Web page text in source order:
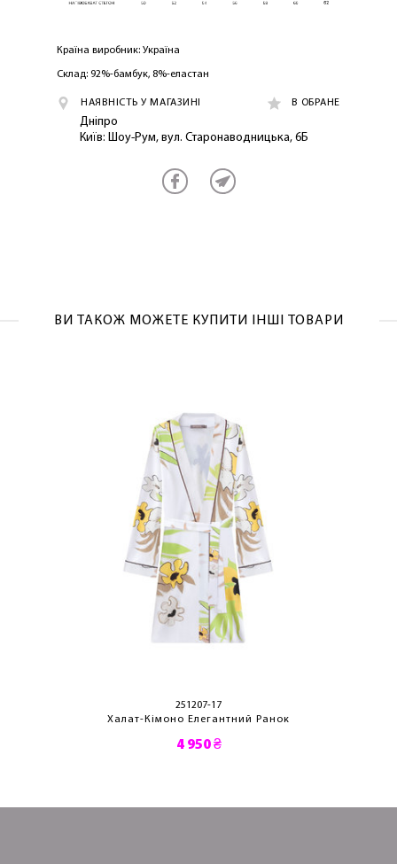
Країна виробник: Україна
Склад: 92%-бамбук, 8%-еластан
НАЯВНІСТЬ У МАГАЗИНІ В ОБРАНЕ
Дніпро
Київ: Шоу-Рум, вул. Старонаводницька, 6Б
ВИ ТАКОЖ МОЖЕТЕ КУПИТИ ІНШІ ТОВАРИ
251207-17
Халат-Кімоно Елегантний Ранок
4 950 ₴